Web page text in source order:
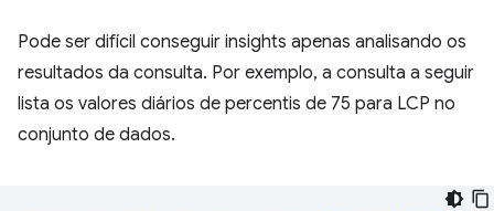
Pode ser difícil conseguir insights apenas analisando os
resultados da consulta. Por exemplo, a consulta a seguir
lista os valores diários de percentis de 75 para LCP no
conjunto de dados.